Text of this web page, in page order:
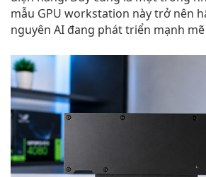
mẫu GPU workstation này trở nên
nguyên AI đang phát triển mạnh mẽ